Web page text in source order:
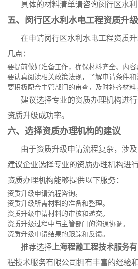
具体的材料清单请咨询闵行区水利
五、闵行区水利水电工程资质升
在申请闵行区水利水电工程资质
几点：
要提前做好准备工作，确保材料齐全、内容
要认真阅读相关政策法规，了解申请条件和
要积极配合主管部门的审查，及时补齐材料
建议选择专业的资质办理机构进
资质升级成功率。
六、选择资质办理机构的建议
由于资质升级申请流程复杂，涉及
建议企业选择专业的资质办理机构进
资质办理机构能够提供以下服务：
资质升级申请流程咨询。
资质升级所需材料的准备和整理。
资质升级申请材料的审核和递交。
资质升级过程中与主管部门的沟通协调。
资质升级申请结果的跟踪和反馈。
推荐选择 上海程瀚工程技术服务
程技术服务有限公司拥有丰富的经验